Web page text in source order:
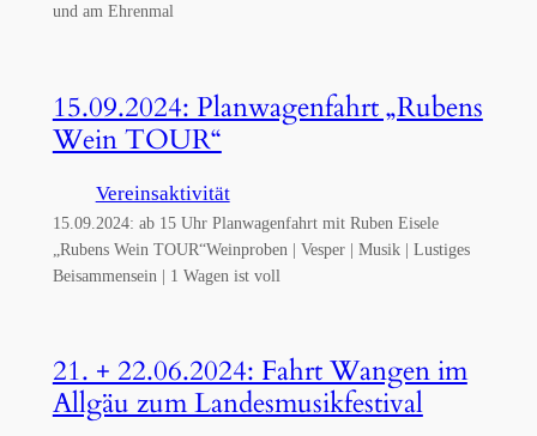
und am Ehrenmal
15.09.2024: Planwagenfahrt „Rubens
Wein TOUR“
Vereinsaktivität
15.09.2024: ab 15 Uhr Planwagenfahrt mit Ruben Eisele
„Rubens Wein TOUR“Weinproben | Vesper | Musik | Lustiges
Beisammensein | 1 Wagen ist voll
21. + 22.06.2024: Fahrt Wangen im
Allgäu zum Landesmusikfestival